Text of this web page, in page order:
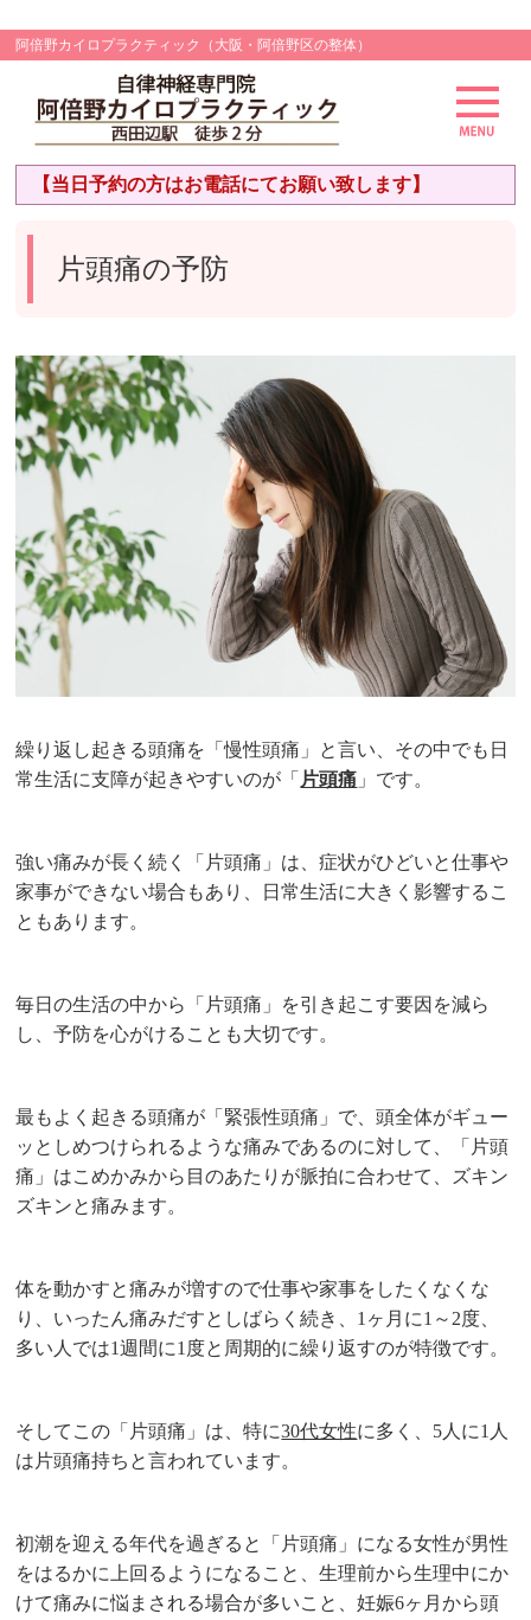
阿倍野カイロプラクティック（大阪・阿倍野区の整体）
【当日予約の方はお電話にてお願い致します】
片頭痛の予防
繰り返し起きる頭痛を「慢性頭痛」と言い、その中でも日
常生活に支障が起きやすいのが「 片頭痛 」です。
強い痛みが長く続く「片頭痛」は、症状がひどいと仕事や
家事ができない場合もあり、日常生活に大きく影響するこ
ともあります。
毎日の生活の中から「片頭痛」を引き起こす要因を減ら
し、予防を心がけることも大切です。
最もよく起きる頭痛が「緊張性頭痛」で、頭全体がギュー
ッとしめつけられるような痛みであるのに対して、「片頭
痛」はこめかみから目のあたりが脈拍に合わせて、ズキン
ズキンと痛みます。
体を動かすと痛みが増すので仕事や家事をしたくなくな
り、いったん痛みだすとしばらく続き、1ヶ月に1～2度、
多い人では1週間に1度と周期的に繰り返すのが特徴です。
そしてこの「片頭痛」は、特に30代女性に多く、5人に1人
は片頭痛持ちと言われています。
初潮を迎える年代を過ぎると「片頭痛」になる女性が男性
をはるかに上回るようになること、生理前から生理中にか
けて痛みに悩まされる場合が多いこと、妊娠6ヶ月から頭